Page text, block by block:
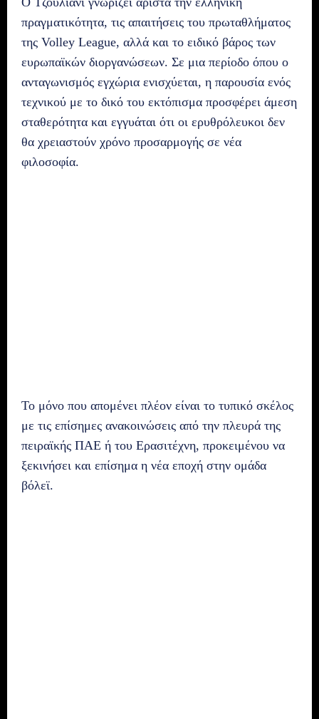
πραγματικότητα, τις απαιτήσεις του πρωταθλήματος
της Volley League, αλλά και το ειδικό βάρος των
ευρωπαϊκών διοργανώσεων. Σε μια περίοδο όπου ο
ανταγωνισμός εγχώρια ενισχύεται, η παρουσία ενός
τεχνικού με το δικό του εκτόπισμα προσφέρει άμεση
σταθερότητα και εγγυάται ότι οι ερυθρόλευκοι δεν
θα χρειαστούν χρόνο προσαρμογής σε νέα
φιλοσοφία.
Το μόνο που απομένει πλέον είναι το τυπικό σκέλος
με τις επίσημες ανακοινώσεις από την πλευρά της
πειραϊκής ΠΑΕ ή του Ερασιτέχνη, προκειμένου να
ξεκινήσει και επίσημα η νέα εποχή στην ομάδα
βόλεϊ.